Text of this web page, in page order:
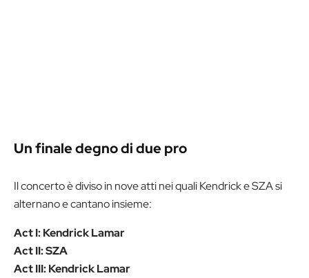
Un finale degno di due pro
Il concerto è diviso in nove atti nei quali Kendrick e SZA si
alternano e cantano insieme:
Act I: Kendrick Lamar
Act II: SZA
Act III: Kendrick Lamar